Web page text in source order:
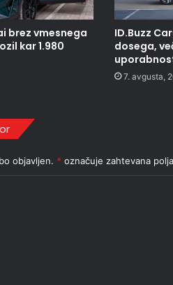
brez vmesnega
kar 1.980
ID.Buzz
dosega,
7. avgusta,
objavljen. * označuje zahtevana polja